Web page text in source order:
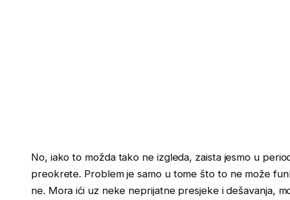
No, iako to možda tako ne izgleda, zaista jesmo u
preokrete. Problem je samo u tome što to ne može
ne. Mora ići uz neke neprijatne presjeke i dešavanja,